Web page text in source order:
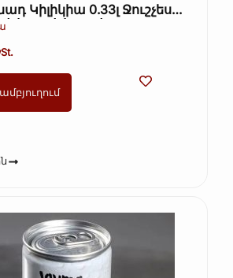
Կիլիկիա 0.33լ Ջուշչես
(Kopie) (Kopie)